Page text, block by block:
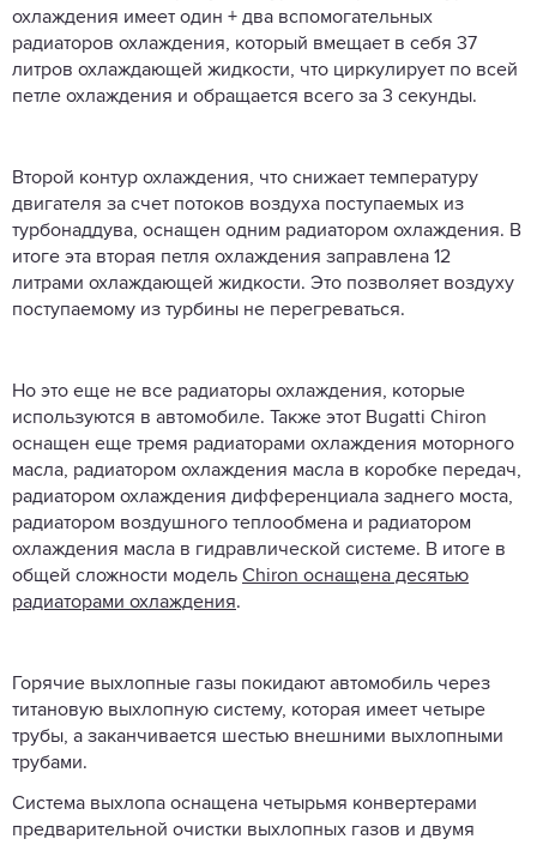
охлаждения имеет один + два вспомогательных
радиаторов охлаждения, который вмещает в себя 37
литров охлаждающей жидкости, что циркулирует по всей
петле охлаждения и обращается всего за 3 секунды.
Второй контур охлаждения, что снижает температуру
двигателя за счет потоков воздуха поступаемых из
турбонаддува, оснащен одним радиатором охлаждения. В
итоге эта вторая петля охлаждения заправлена 12
литрами охлаждающей жидкости. Это позволяет воздуху
поступаемому из турбины не перегреваться.
Но это еще не все радиаторы охлаждения, которые
используются в автомобиле. Также этот Bugatti Chiron
оснащен еще тремя радиаторами охлаждения моторного
масла, радиатором охлаждения масла в коробке передач,
радиатором охлаждения дифференциала заднего моста,
радиатором воздушного теплообмена и радиатором
охлаждения масла в гидравлической системе. В итоге в
общей сложности модель Chiron оснащена десятью
радиаторами охлаждения.
Горячие выхлопные газы покидают автомобиль через
титановую выхлопную систему, которая имеет четыре
трубы, а заканчивается шестью внешними выхлопными
трубами.
Система выхлопа оснащена четырьмя конвертерами
предварительной очистки выхлопных газов и двумя